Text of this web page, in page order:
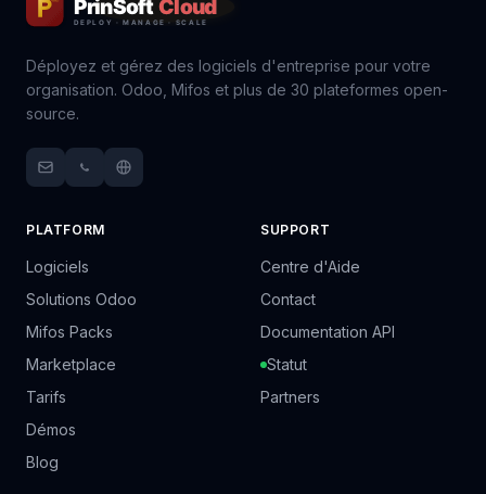
Déployez et gérez des logiciels d'entreprise pour votre
organisation. Odoo, Mifos et plus de 30 plateformes open-
source.
PLATFORM
Logiciels
Solutions Odoo
Mifos Packs
Marketplace
Tarifs
Démos
Blog
SUPPORT
Centre d'Aide
Contact
Documentation API
Statut
Partners